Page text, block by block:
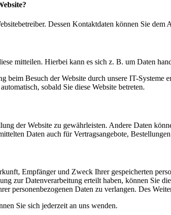
Dessen Kontaktdaten können Sie
mitteilen. Hierbei kann es sich z. B. um Daten
Besuch der Website durch unsere IT-Systeme
sobald Sie diese Website betreten.
der Website zu gewährleisten. Andere Daten
Daten auch für Vertragsangebote,
Empfänger und Zweck Ihrer gespeicherten
zur Datenverarbeitung erteilt haben, können Sie
personenbezogenen Daten zu verlangen. Des
Sie sich jederzeit an uns wenden.